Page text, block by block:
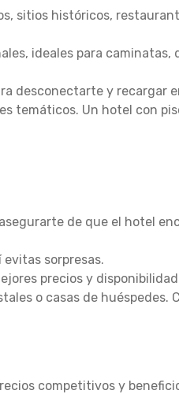
sitios históricos,
ideales para caminatas,
desconectarte y recargar
temáticos. Un hotel con
de que el hotel
sorpresas.
precios y
o casas de huéspedes.
competitivos y